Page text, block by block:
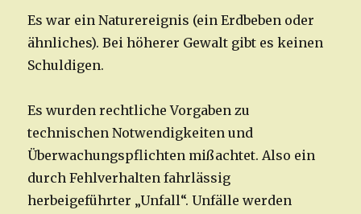
Es war ein Naturereignis (ein Erdbeben oder
ähnliches). Bei höherer Gewalt gibt es keinen
Schuldigen.
Es wurden rechtliche Vorgaben zu
technischen Notwendigkeiten und
Überwachungspflichten mißachtet. Also ein
durch Fehlverhalten fahrlässig
herbeigeführter „Unfall“. Unfälle werden